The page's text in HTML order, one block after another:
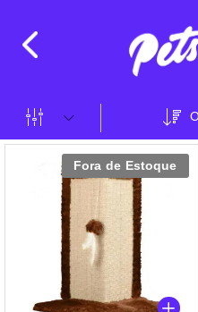
Fora de Estoque